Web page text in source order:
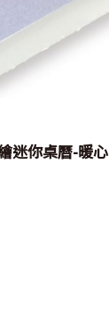
迷你桌曆-暖心